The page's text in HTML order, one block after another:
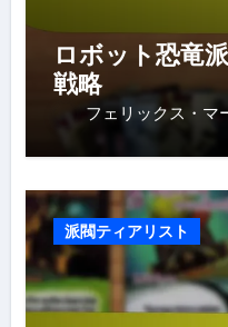
ロボット恐竜
戦略
フェリックス・マ
派閥ティアリスト